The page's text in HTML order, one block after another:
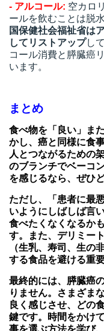
- アルコール: 空カロ
ールを飲むことは脱
国保健社会福祉省は
してリストアップし
コール消費と膵臓癌
います。
まとめ
食べ物を「良い」ま
かし、癌と同様に食
人とつながるための
のブランチでベーコ
を感じるなら、ぜひど
ただし、「患者に最
いようにしばしば言
食べたくなくなるか
す。また、デリミー
（生乳、寿司、生の
する食品を避ける重
最終的には、膵臓癌
りません。さまざま
良く感じさせ、どの
鍵です。時間をかけ
事を選ぶ方法を学び